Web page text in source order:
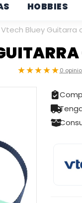
HOBBIES
Vtech Bluey Guitarra
★★★★★0